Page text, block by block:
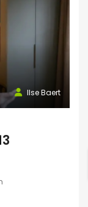
Ilse Baert